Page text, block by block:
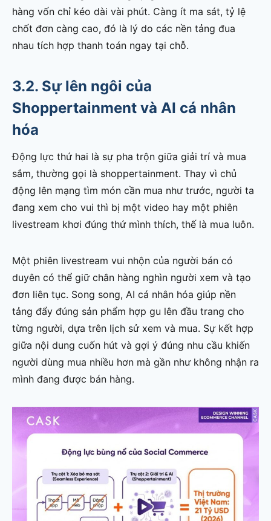
hàng vốn chỉ kéo dài vài phút. Càng ít ma sát, tỷ lệ
chốt đơn càng cao, đó là lý do các nền tảng đua
nhau tích hợp thanh toán ngay tại chỗ.
3.2. Sự lên ngôi của
Shoppertainment và AI cá nhân
hóa
Động lực thứ hai là sự pha trộn giữa giải trí và mua
sắm, thường gọi là shoppertainment. Thay vì chủ
động lên mạng tìm món cần mua như trước, người ta
đang xem cho vui thì bị một video hay một phiên
livestream khơi đúng thứ mình thích, thế là mua luôn.
Một phiên livestream vui nhộn của người bán có
duyên có thể giữ chân hàng nghìn người xem và tạo
đơn liên tục. Song song, AI cá nhân hóa giúp nền
tảng đẩy đúng sản phẩm hợp gu lên đầu trang cho
từng người, dựa trên lịch sử xem và mua. Sự kết hợp
giữa nội dung cuốn hút và gợi ý đúng nhu cầu khiến
người dùng mua nhiều hơn mà gần như không nhận ra
mình đang được bán hàng.